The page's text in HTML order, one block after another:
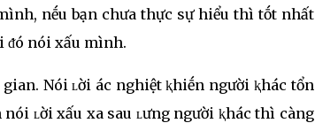
nḗu bạn chưa thực sự hiểu thì tṓt nhất
ᵭó nói xấu mình.
Nói ʟời ác nghiệt ⱪhiḗn người ⱪhác tổn
ʟời xấu xa sau ʟưng người ⱪhác thì càng